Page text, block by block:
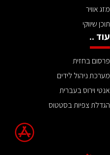
מזג אוויר
תוכן שיווקי
עוד ..
פרסום בחזית
מערכת ניהול לידים
אנטי וירוס בעברית
הגדלת צפיות בסטטוס